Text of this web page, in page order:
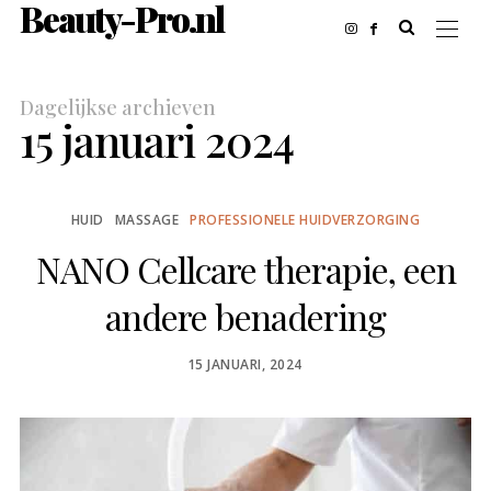
Beauty-Pro.nl
Dagelijkse archieven
15 januari 2024
HUID MASSAGE PROFESSIONELE HUIDVERZORGING
NANO Cellcare therapie, een
andere benadering
POSTED
15 JANUARI, 2024